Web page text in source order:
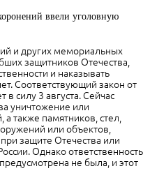
ввели уголовную
и других мемориальных
защитников Отечества,
и наказывать
Соответствующий закон от
силу 3 августа. Сейчас
уничтожение или
также памятников, стел,
или объектов,
защите Отечества или
Однако ответственность
не была, и этот